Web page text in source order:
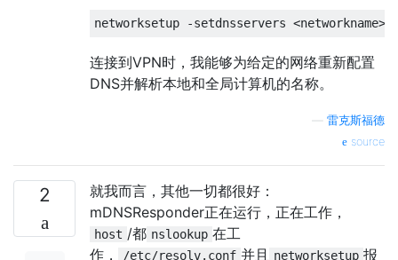
连接到VPN时，我能够为给定的网络重新配置
DNS并解析本地和全局计算机的名称。
雷克斯福德
source
2
就我而言，其他一切都很好：
mDNSResponder正在运行，正在工作，
host /都 nslookup 在工
作，
/etc/resolv.conf 并且 networksetup 报